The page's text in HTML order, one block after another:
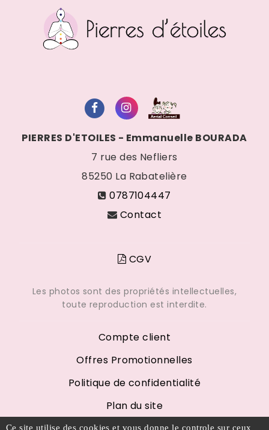
PIERRES D'ETOILES - Emmanuelle BOURADA
7 rue des Nefliers
85250 La Rabatelière
0787104447
Contact
CGV
Les photos sont des propriétés intellectuelles,
toute reproduction est interdite.
Compte client
Offres Promotionnelles
Politique de confidentialité
Plan du site
Ce site utilise des cookies et vous donne le controle sur ceux